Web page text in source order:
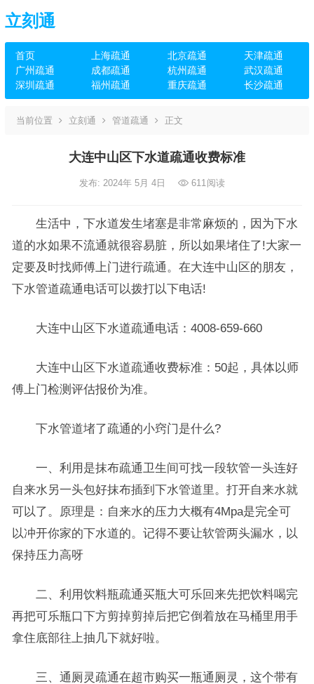
立刻通
首页 上海疏通 北京疏通
天津疏通
广州疏通
成都疏通 杭州疏通
武汉疏通
深圳疏通
福州疏通 重庆疏通 长沙疏通
当前位置 立刻通 管道疏通 正文
大连中山区下水道疏通收费标准
发布: 2024年 5月 4日 611阅读
生活中，下水道发生堵塞是非常麻烦的，因为下水
道的水如果不流通就很容易脏，所以如果堵住了!大家一
定要及时找师傅上门进行疏通。在大连中山区的朋友，
下水管道疏通电话可以拨打以下电话!
大连中山区下水道疏通电话：4008-659-660
大连中山区下水道疏通收费标准：50起，具体以师
傅上门检测评估报价为准。
下水管道堵了疏通的小窍门是什么?
一、利用是抹布疏通卫生间可找一段软管一头连好
自来水另一头包好抹布插到下水管道里。打开自来水就
可以了。原理是：自来水的压力大概有4Mpa是完全可
以冲开你家的下水道的。记得不要让软管两头漏水，以
保持压力高呀
二、利用饮料瓶疏通买瓶大可乐回来先把饮料喝完
再把可乐瓶口下方剪掉剪掉后把它倒着放在马桶里用手
拿住底部往上抽几下就好啦。
三、通厕灵疏通在超市购买一瓶通厕灵，这个带有